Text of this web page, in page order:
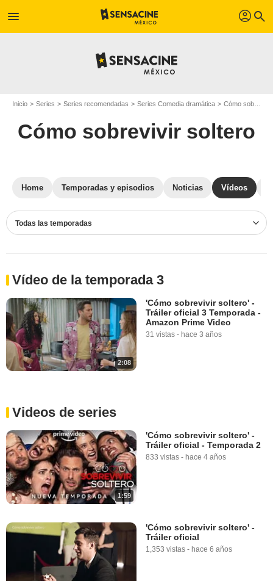
menu profil search
Inicio Series Series recomendadas Series Comedia dramática Cómo sobrevivir soltero
Cómo sobrevivir soltero
Home Temporadas y episodios Noticias Vídeos
Todas las temporadas
Vídeo de la temporada 3
2:08
'Cómo sobrevivir soltero' -
Tráiler oficial 3 Temporada -
Amazon Prime Video
31 vistas - hace 3 años
Videos de series
1:59
'Cómo sobrevivir soltero' -
Tráiler oficial - Temporada 2
833 vistas - hace 4 años
'Cómo sobrevivir soltero' -
Tráiler oficial
1,353 vistas - hace 6 años